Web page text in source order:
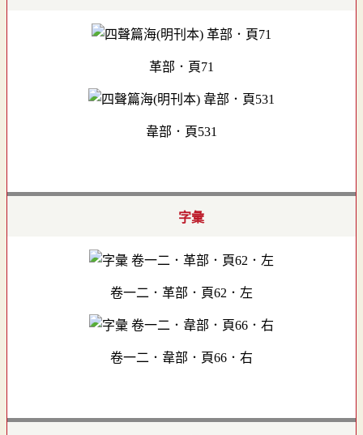
革部．頁71
韋部．頁531
字彙
卷一二．革部．頁62．左
卷一二．韋部．頁66．右